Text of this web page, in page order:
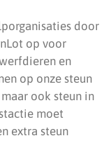
door
op voor
en
op onze steun
ook steun in
moet
extra steun